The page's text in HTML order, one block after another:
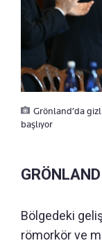
Grönland’da
başlıyor
Bölgedeki
römorkör ve